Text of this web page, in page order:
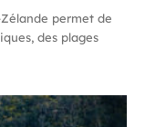
permet de
des plages